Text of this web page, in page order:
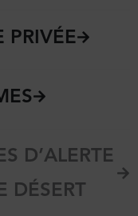
PRIVÉE
D’ALERTE
DÉSERT